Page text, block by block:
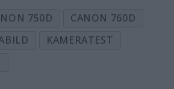
750D
CANON 760D
KAMERATEST